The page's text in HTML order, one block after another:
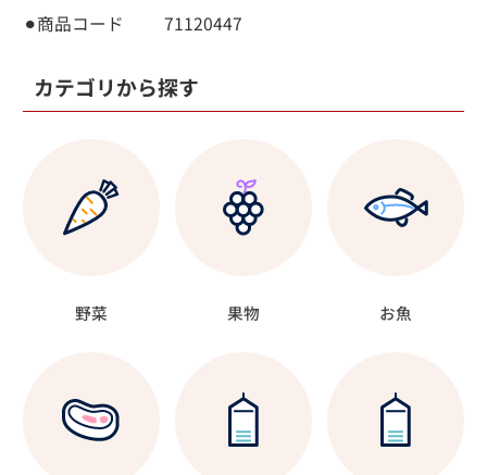
⚫︎商品コード 71120447
カテゴリから探す
野菜 果物 お魚